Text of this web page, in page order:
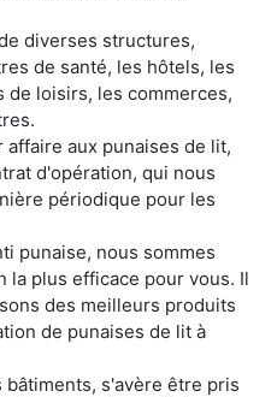
diverses structures,
de santé, les hôtels, les
de loisirs, les commerces,
aux punaises de lit,
d'opération, qui nous
périodique pour les
punaise, nous sommes
la plus efficace pour vous. Il
des meilleurs produits
de punaises de lit à
s'avère être pris